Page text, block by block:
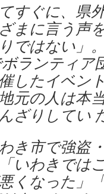
すぐに、県
まに言う声
ではない」
ランティア
したイベン
元の人は本
ざりしてい
き市で強盗
いわきでは
くなった」